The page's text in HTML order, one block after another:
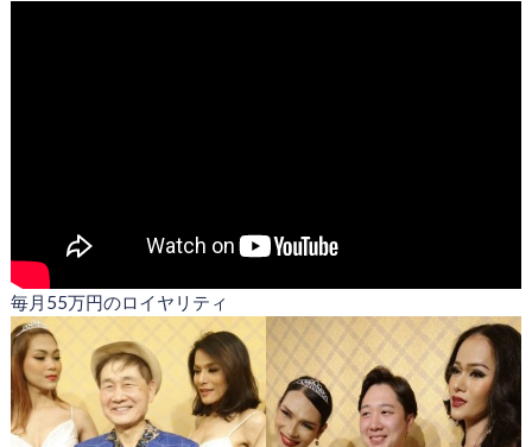
毎月55万円のロイヤリティ